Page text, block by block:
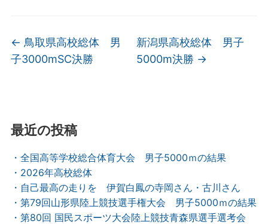
← 鳥取県高校総体 男
子3000mSC決勝
新潟県高校総体 男子
5000m決勝 →
最近の投稿
・全国高等学校総合体育大会 男子5000ｍの結果
・2026年高校総体
・自己最高の走りを 伊賀白鳳の寺岡さん・古川さん
・第79回山形県陸上競技選手権大会 男子5000ｍの結果
・第80回 国民スポーツ大会陸上競技青森県選手選考会